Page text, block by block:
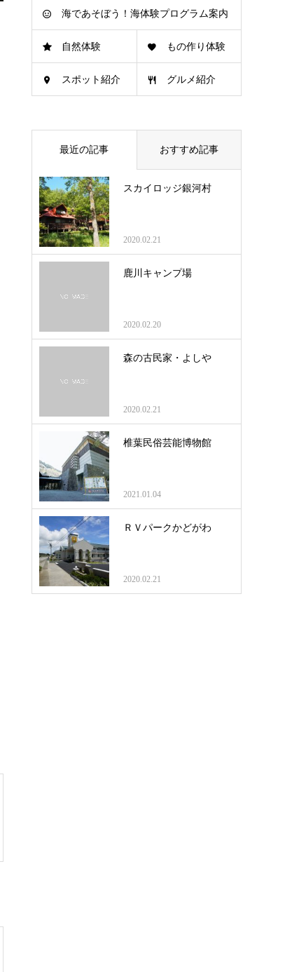
海であそぼう！海体験プログラム案内
自然体験 もの作り体験
スポット紹介 グルメ紹介
最近の記事 おすすめ記事
スカイロッジ銀河村
2020.02.21
鹿川キャンプ場
2020.02.20
森の古民家・よしや
2020.02.21
椎葉民俗芸能博物館
2021.01.04
ＲＶパークかどがわ
2020.02.21